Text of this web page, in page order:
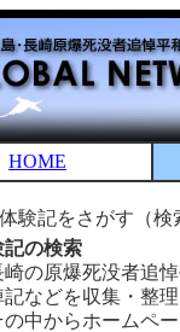
HOME
験記をさがす（検
記の検索
崎の原爆死没者追
などを収集・整
の中からホームペ